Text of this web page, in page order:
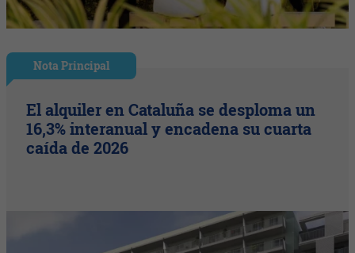
Nota Principal
El alquiler en Cataluña se desploma un
16,3% interanual y encadena su cuarta
caída de 2026